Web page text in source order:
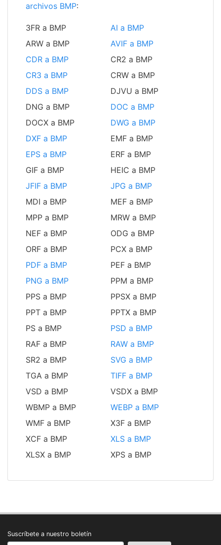
archivos BMP:
3FR a BMP
AI a BMP
ARW a BMP
AVIF a BMP
CDR a BMP
CR2 a BMP
CR3 a BMP
CRW a BMP
DDS a BMP
DJVU a BMP
DNG a BMP
DOC a BMP
DOCX a BMP
DWG a BMP
DXF a BMP
EMF a BMP
EPS a BMP
ERF a BMP
GIF a BMP
HEIC a BMP
JFIF a BMP
JPG a BMP
MDI a BMP
MEF a BMP
MPP a BMP
MRW a BMP
NEF a BMP
ODG a BMP
ORF a BMP
PCX a BMP
PDF a BMP
PEF a BMP
PNG a BMP
PPM a BMP
PPS a BMP
PPSX a BMP
PPT a BMP
PPTX a BMP
PS a BMP
PSD a BMP
RAF a BMP
RAW a BMP
SR2 a BMP
SVG a BMP
TGA a BMP
TIFF a BMP
VSD a BMP
VSDX a BMP
WBMP a BMP
WEBP a BMP
WMF a BMP
X3F a BMP
XCF a BMP
XLS a BMP
XLSX a BMP
XPS a BMP
Suscríbete a nuestro boletín